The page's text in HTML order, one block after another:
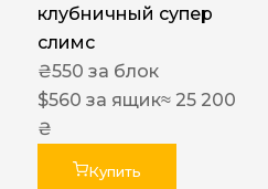
клубничный супер
слимс
₴550 за блок
$560 за ящик≈ 25 200
₴
Купить